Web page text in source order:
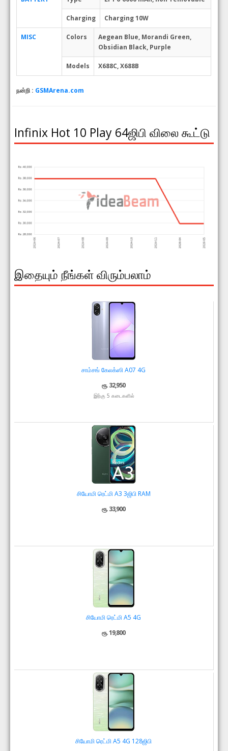
Charging Charging 10W
MISC Colors
Aegean Blue, Morandi Green,
Obsidian Black, Purple
Models X688C, X688B
நன்றி : GSMArena.com
Infinix Hot 10 Play 64ஜிபி விலை கூட்டு
இதையும் நீங்கள் விரும்பலாம்
சாம்சங் கேலக்ஸி A07 4G
ரூ. 32,950
இற்கு 5 கடைகளில்
சியோமி ரெட்மி A3 3ஜிபி RAM
ரூ. 33,900
சியோமி ரெட்மி A5 4G
ரூ. 19,800
சியோமி ரெட்மி A5 4G 128ஜிபி